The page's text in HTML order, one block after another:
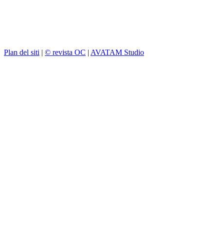
Plan del siti | © revista OC | AVATAM Studio